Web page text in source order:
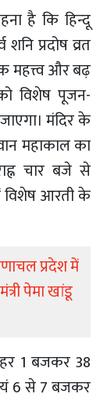
है कि हिन्‍दू
प्रदोष व्रत
महत्त्व और बढ़
विशेष पूजन-
मंदिर के
महाकाल का
चार बजे से
विशेष आरती के
प्रदेश में
पेमा खांडू
1 बजकर 38
6 से 7 बजकर